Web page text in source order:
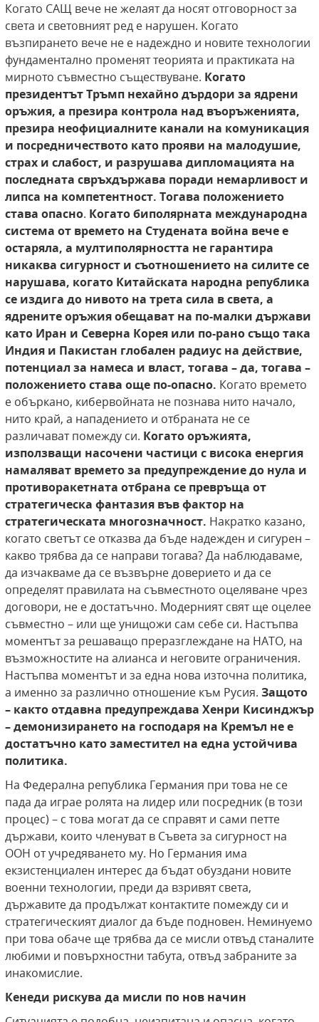
Когато САЩ вече не желаят да носят отговорност за
света и световният ред е нарушен. Когато
възпирането вече не е надеждно и новите технологии
фундаментално променят теорията и практиката на
мирното съвместно съществуване. Когато
президентът Тръмп нехайно дърдори за ядрени
оръжия, а презира контрола над въоръженията,
презира неофициалните канали на комуникация
и посредничеството като прояви на малодушие,
страх и слабост, и разрушава дипломацията на
последната свръхдържава поради немарливост и
липса на компетентност. Тогава положението
става опасно. Когато биполярната международна
система от времето на Студената война вече е
остаряла, а мултиполярността не гарантира
никаква сигурност и съотношението на силите се
нарушава, когато Китайската народна република
се издига до нивото на трета сила в света, а
ядрените оръжия обещават на по-малки държави
като Иран и Северна Корея или по-рано също така
Индия и Пакистан глобален радиус на действие,
потенциал за намеса и власт, тогава – да, тогава –
положението става още по-опасно. Когато времето
е объркано, кибервойната не познава нито начало,
нито край, а нападението и отбраната не се
различават помежду си. Когато оръжията,
използващи насочени частици с висока енергия
намаляват времето за предупреждение до нула и
противоракетната отбрана се превръща от
стратегическа фантазия във фактор на
стратегическата многозначност. Накратко казано,
когато светът се отказва да бъде надежден и сигурен –
какво трябва да се направи тогава? Да наблюдаваме,
да изчакваме да се възвърне доверието и да се
определят правилата на съвместното оцеляване чрез
договори, не е достатъчно. Модерният свят ще оцелее
съвместно – или ще унищожи сам себе си. Настъпва
моментът за решаващо преразглеждане на НАТО, на
възможностите на алианса и неговите ограничения.
Настъпва моментът и за една нова източна политика,
а именно за различно отношение към Русия. Защото
– както отдавна предупреждава Хенри Кисинджър
– демонизирането на господаря на Кремъл не е
достатъчно като заместител на една устойчива
политика.
На Федерална република Германия при това не се
пада да играе ролята на лидер или посредник (в този
процес) – с това могат да се справят и сами петте
държави, които членуват в Съвета за сигурност на
ООН от учредяването му. Но Германия има
екзистенциален интерес да бъдат обуздани новите
военни технологии, преди да взривят света,
държавите да продължат контактите помежду си и
стратегическият диалог да бъде подновен. Неминуемо
при това обаче ще трябва да се мисли отвъд станалите
любими и повърхностни табута, отвъд забраните за
инакомислие.
Кенеди рискува да мисли по нов начин